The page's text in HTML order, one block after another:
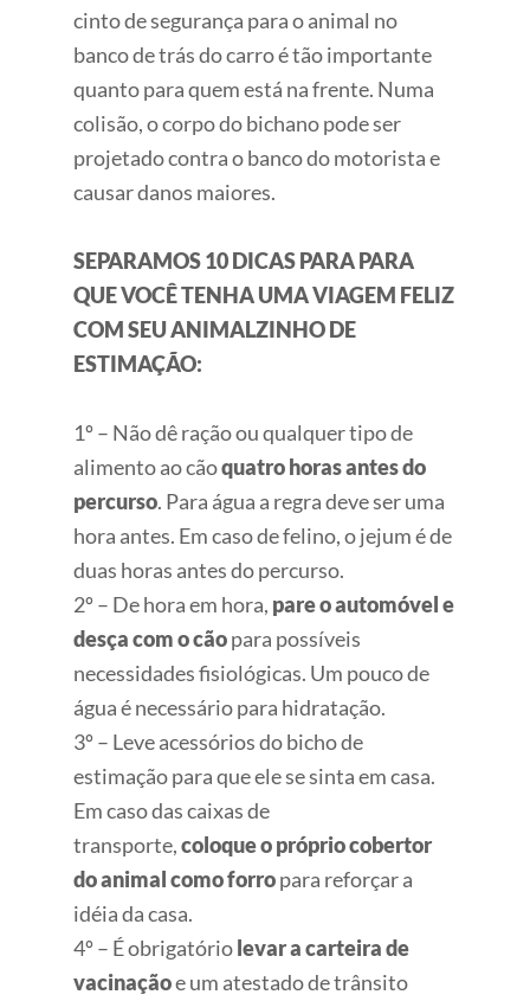
cinto de segurança para o animal no
banco de trás do carro é tão importante
quanto para quem está na frente. Numa
colisão, o corpo do bichano pode ser
projetado contra o banco do motorista e
causar danos maiores.
SEPARAMOS 10 DICAS PARA PARA
QUE VOCÊ TENHA UMA VIAGEM FELIZ
COM SEU ANIMALZINHO DE
ESTIMAÇÃO:
1º – Não dê ração ou qualquer tipo de
alimento ao cãoquatro horas antes do
percurso. Para água a regra deve ser uma
hora antes. Em caso de felino, o jejum é de
duas horas antes do percurso.
2º – De hora em hora, pare o automóvel e
desça com o cãopara possíveis
necessidades fisiológicas. Um pouco de
água é necessário para hidratação.
3º – Leve acessórios do bicho de
estimação para que ele se sinta em casa.
Em caso das caixas de
transporte,coloque o próprio cobertor
do animal como forropara reforçar a
idéia da casa.
4º – É obrigatóriolevar a carteira de
vacinaçãoe um atestado de trânsito